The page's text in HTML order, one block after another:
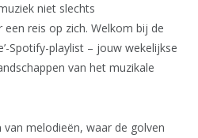
niet slechts
reis op zich. Welkom bij de
Spotify-playlist – jouw wekelijkse
van het muzikale
melodieën, waar de golven